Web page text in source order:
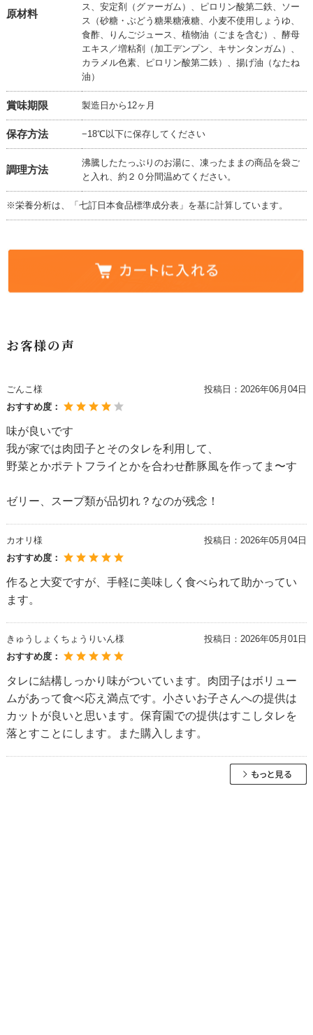
原材料
ス、安定剤（グァーガム）、ピロリン酸第二鉄、ソー
ス（砂糖・ぶどう糖果糖液糖、小麦不使用しょうゆ、
食酢、りんごジュース、植物油（ごまを含む）、酵母
エキス／増粘剤（加工デンプン、キサンタンガム）、
カラメル色素、ピロリン酸第二鉄）、揚げ油（なたね
油）
賞味期限 製造日から12ヶ月
保存方法 −18℃以下に保存してください
調理方法
沸騰したたっぷりのお湯に、凍ったままの商品を袋ご
と入れ、約２０分間温めてください。
※栄養分析は、「七訂日本食品標準成分表」を基に計算しています。
お客様の声
ごんこ様 投稿日： 2026年06月04日
おすすめ度：
味が良いです
我が家では肉団子とそのタレを利用して、
野菜とかポテトフライとかを合わせ酢豚風を作ってま〜す
ゼリー、スープ類が品切れ？なのが残念！
カオリ様 投稿日： 2026年05月04日
おすすめ度：
作ると大変ですが、手軽に美味しく食べられて助かってい
ます。
きゅうしょくちょうりいん様 投稿日： 2026年05月01日
おすすめ度：
タレに結構しっかり味がついています。肉団子はボリュー
ムがあって食べ応え満点です。小さいお子さんへの提供は
カットが良いと思います。保育園での提供はすこしタレを
落とすことにします。また購入します。